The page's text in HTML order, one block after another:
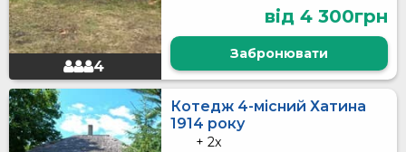
4
від 4 300грн
Забронювати
Котедж 4-місний Хатина
1914 року
+ 2x